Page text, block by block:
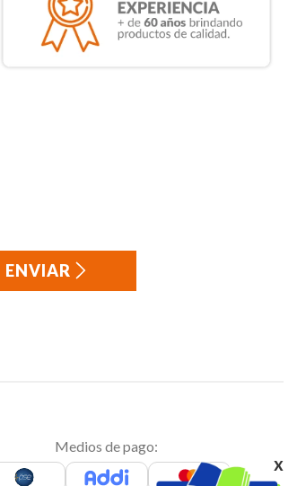
x
ENVIAR
Medios de pago: